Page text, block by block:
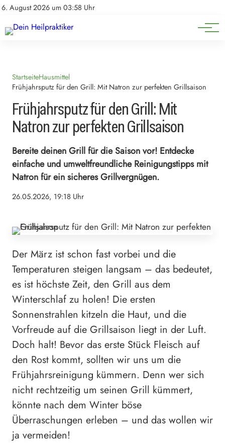
6. August 2026 um 03:58 Uhr
Impressum
Natürliche Medizin
Heilpflanzen & Kräuterkunde
StartseiteHausmittel
Frühjahrsputz für den Grill: Mit Natron zur perfekten Grillsaison
Frühjahrsputz für den Grill: Mit
Natron zur perfekten Grillsaison
Bereite deinen Grill für die Saison vor! Entdecke
einfache und umweltfreundliche Reinigungstipps mit
Natron für ein sicheres Grillvergnügen.
26.05.2026, 19:18 Uhr
Der März ist schon fast vorbei und die
Temperaturen steigen langsam – das bedeutet,
es ist höchste Zeit, den Grill aus dem
Winterschlaf zu holen! Die ersten
Sonnenstrahlen kitzeln die Haut, und die
Vorfreude auf die Grillsaison liegt in der Luft.
Doch halt! Bevor das erste Stück Fleisch auf
den Rost kommt, sollten wir uns um die
Frühjahrsreinigung kümmern. Denn wer sich
nicht rechtzeitig um seinen Grill kümmert,
könnte nach dem Winter böse
Überraschungen erleben – und das wollen wir
ja vermeiden!